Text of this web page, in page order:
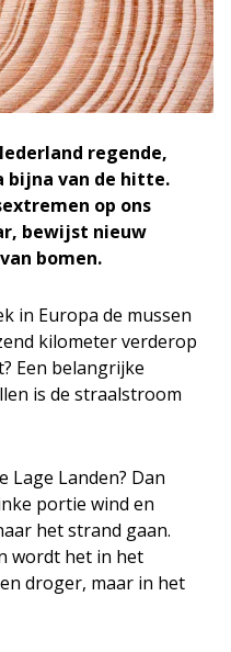
regende,
bijna van de hitte.
op ons
bewijst nieuw
bomen.
in Europa de mussen
kilometer verderop
Een belangrijke
is de straalstroom
Lage Landen? Dan
portie wind en
het strand gaan.
wordt het in het
droger, maar in het